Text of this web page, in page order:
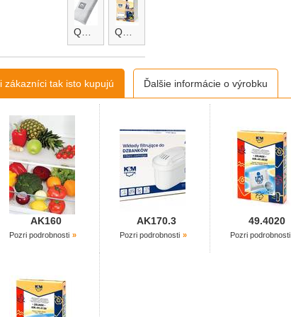
zákazníci tak isto kupujú Ďalšie informácie o výrobku
AK160
Pozri podrobnosti
AK170.3
Pozri podrobnosti
49.4020
Pozri podrobnosti